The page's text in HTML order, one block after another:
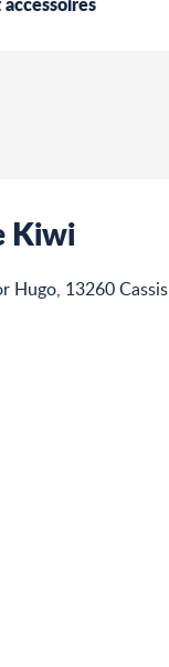
Kiwi
Hugo, 13260 Cassis